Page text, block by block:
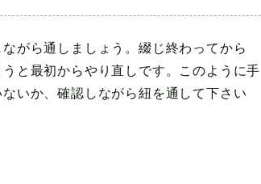
がら通しましょう。綴じ終わってから
と最初からやり直しです。このように手
いか、確認しながら紐を通して下さい